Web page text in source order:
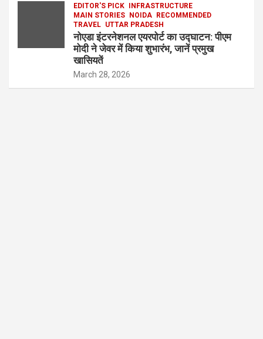
EDITOR'S PICK
INFRASTRUCTURE
MAIN STORIES
NOIDA
RECOMMENDED
TRAVEL UTTAR PRADESH
नोएडा इंटरनेशनल एयरपोर्ट का उद्घाटन: पीएम
मोदी ने जेवर में किया शुभारंभ, जानें प्रमुख
खासियतें
March 28, 2026